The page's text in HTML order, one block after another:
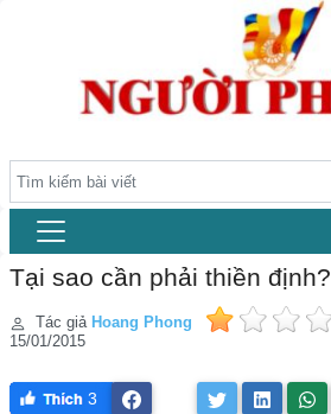
Tại sao cần phải thiền định?
Tác giả Hoang Phong
15/01/2015
3